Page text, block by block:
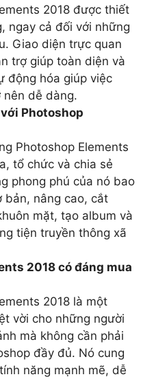
2018 được thiết
ngay cả đối với những
Giao diện trực quan
trợ giúp toàn diện và
động hóa giúp việc
nên dễ dàng.
Photoshop
Photoshop Elements
tổ chức và chia sẻ
phong phú của nó bao
bản, nâng cao, cắt
mặt, tạo album và
tiện truyền thông xã
2018 có đáng mua
2018 là một
vời cho những người
mà không cần phải
đầy đủ. Nó cung
năng mạnh mẽ, dễ